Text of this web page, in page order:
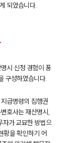
되었습니다.
시 신청 경험이 풍
구성하였습니다.
급명령의 집행권
호사는 재산명시,
자가 교묘한 방법으
황을 확인하기 어